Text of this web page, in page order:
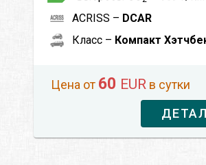
ACRISS – DCAR
Класс – Компакт
Цена от 60 EUR в сутки